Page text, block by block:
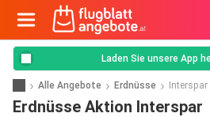
Laden Sie unsere App
Alle Angebote Erdnüsse Interspar
Erdnüsse Aktion Interspar